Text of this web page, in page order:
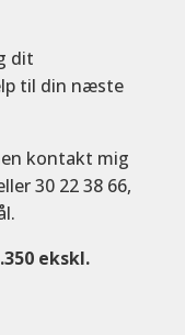
dit
til din næste
kontakt mig
30 22 38 66,
ekskl.